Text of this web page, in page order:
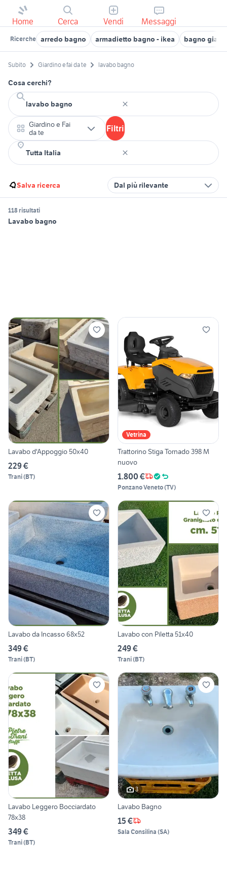
Home Cerca Vendi Messaggi
Ricerche arredo bagno armadietto bagno - ikea bagno
Subito Giardino e fai da te lavabo bagno
Cosa cerchi?
Giardino e Fai
da te
Filtri
Salva ricerca Dal più rilevante
118 risultati
Lavabo bagno
Lavabo d'Appoggio 50x40
229 €
Trani(BT)
Vetrina
Trattorino Stiga Tornado 398 M
nuovo
1.800 €
Ponzano Veneto(TV)
Lavabo da Incasso 68x52
349 €
Trani(BT)
Lavabo con Piletta 51x40
249 €
Trani(BT)
Lavabo Leggero Bocciardato
78x38
349 €
Trani(BT)
3
Lavabo Bagno
15 €
Sala Consilina (SA)